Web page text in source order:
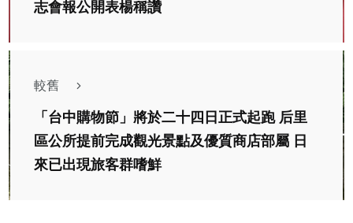
志會報公開表楊稱讚
較舊
「台中購物節」將於二十四日正式起跑 后里
區公所提前完成觀光景點及優質商店部屬 日
來已出現旅客群嗜鮮